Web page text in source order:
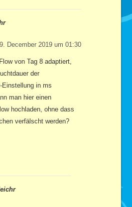
December 2019 um 01:30
von Tag 8 adaptiert,
der
Einstellung in ms
man hier einen
hochladen, ohne dass
verfälscht werden?